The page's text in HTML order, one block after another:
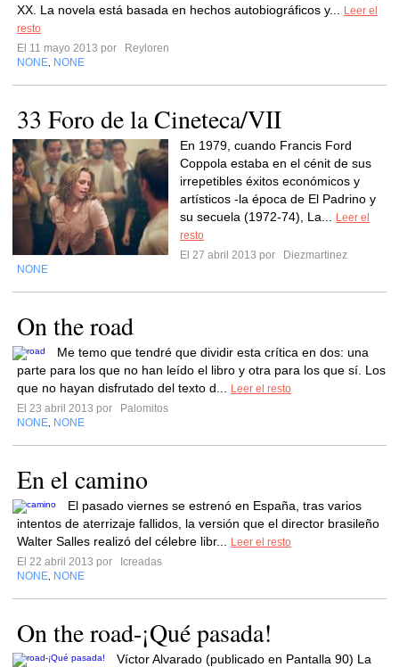
XX. La novela está basada en hechos autobiográficos y...
Leer el
resto
El 11 mayo 2013 por
Reyloren
NONE NONE
33 Foro de la Cineteca/VII
En 1979, cuando Francis Ford
Coppola estaba en el cénit de sus
irrepetibles éxitos económicos y
artísticos -la época de El Padrino y
su secuela (1972-74), La...
Leer el
resto
El 27 abril 2013 por
Diezmartinez
NONE
On the road
Me temo que tendré que dividir esta crítica en dos: una
parte para los que no han leído el libro y otra para los que sí. Los
que no hayan disfrutado del texto d...
Leer el resto
El 23 abril 2013 por
Palomitos
NONE NONE
En el camino
El pasado viernes se estrenó en España, tras varios
intentos de aterrizaje fallidos, la versión que el director brasileño
Walter Salles realizó del célebre libr...
Leer el resto
El 22 abril 2013 por
Icreadas
NONE NONE
On the road-¡Qué pasada!
Víctor Alvarado (publicado en Pantalla 90) La